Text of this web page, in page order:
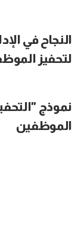
لتحفيز
نموذج
الموظفين